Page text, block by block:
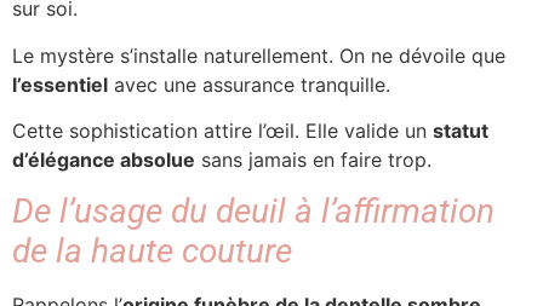
sur soi.
Le mystère s’installe naturellement. On ne dévoile que
l’essentiel avec une assurance tranquille.
Cette sophistication attire l’œil. Elle valide un statut
d’élégance absolue sans jamais en faire trop.
De l’usage du deuil à l’affirmation
de la haute couture